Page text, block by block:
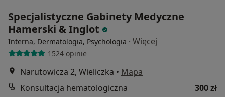
Specjalistyczne Gabinety Medyczne
Hamerski & Inglot
Interna, Dermatologia, Psychologia · Więcej
1524 opinie
Narutowicza 2, Wieliczka • Mapa
Konsultacja hematologiczna
300 zł